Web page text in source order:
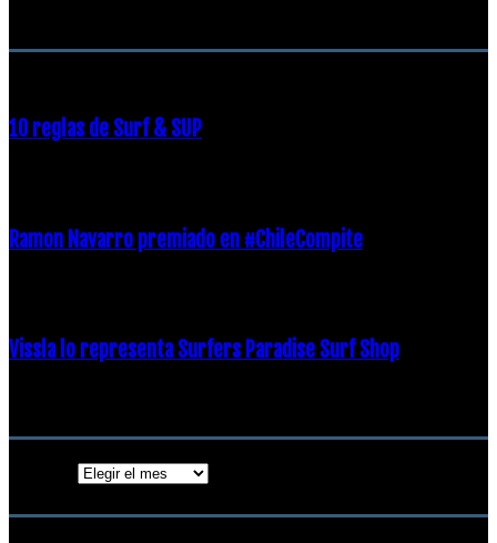
10 reglas de Surf & SUP
Ramon Navarro premiado en #ChileCompite
Vissla lo representa Surfers Paradise Surf Shop